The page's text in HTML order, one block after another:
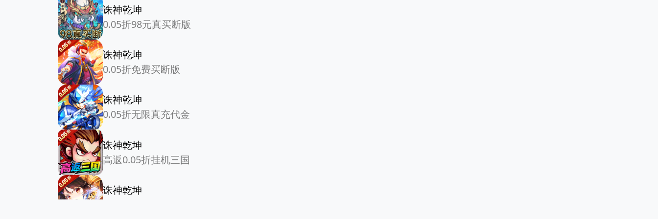
诛神乾坤
0.05折98元真买断版
诛神乾坤
0.05折免费买断版
诛神乾坤
0.05折无限真充代金
诛神乾坤
高返0.05折挂机三国
诛神乾坤